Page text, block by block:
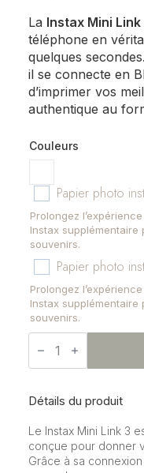
La Instax Mini Link
téléphone en
quelques
il se connecte en
d’imprimer vos
authentique au
Couleurs
Papier photo
Prolongez
Instax
souvenirs.
Papier photo
Prolongez
Instax
souvenirs.
quantité
de
Instax
3
Détails du produit
Le Instax Mini Link 3
conçue pour donner
Grâce à sa